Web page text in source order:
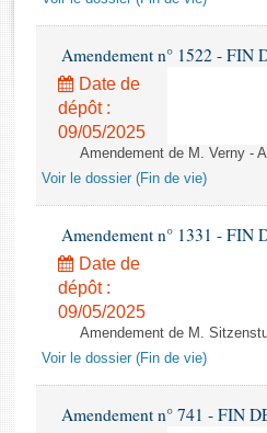
Rapports sur l'application des lois
Baromètre de l’application des lois
Budget et sécurité sociale
Comptes rendus des débats
Amendement n° 1522 - FIN
Date de
dépôt :
09/05/2025
Amendement de M. Verny -
Voir le dossier (Fin de vie)
Amendement n° 1331 - FIN
Date de
dépôt :
09/05/2025
Amendement de M.
Voir le dossier (Fin de vie)
Amendement n° 741 - FIN